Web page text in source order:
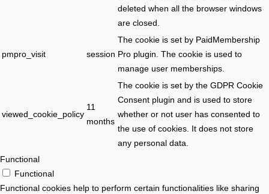
deleted when all the browser windows
are closed.
pmpro_visit session
The cookie is set by PaidMembership
Pro plugin. The cookie is used to
manage user memberships.
viewed_cookie_policy
11
months
The cookie is set by the GDPR Cookie
Consent plugin and is used to store
whether or not user has consented to
the use of cookies. It does not store
any personal data.
Functional
Functional
Functional cookies help to perform certain functionalities like sharing